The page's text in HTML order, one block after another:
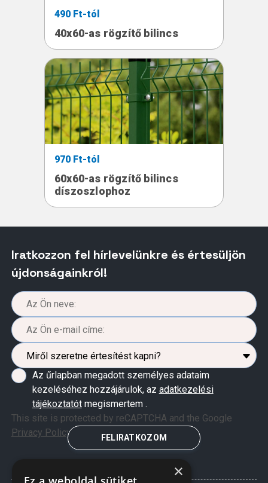
490 Ft-tól
40x60-as rögzítő bilincs
970 Ft-tól
60x60-as rögzítő bilincs
díszoszlophoz
Iratkozzon fel hírlevelünkre és értesüljön
újdonságainkról!
Az űrlapban megadott személyes adataim
kezeléséhez hozzájárulok, az adatkezelési
tájékoztatótmegismertem .
This site is protected by reCAPTCHA and the Google
Privacy Policyand Terms of Serviceapply.
FELIRATKOZOM
×